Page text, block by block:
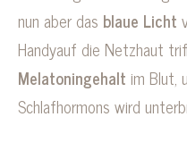
nun aber das blaue Licht
Handyauf die Netzhaut
Melatoningehalt im Blut,
Schlafhormons wird